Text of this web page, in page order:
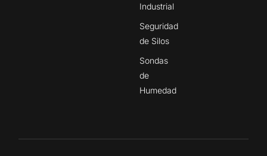
Industrial
Seguridad
de Silos
Sondas
de
Humedad